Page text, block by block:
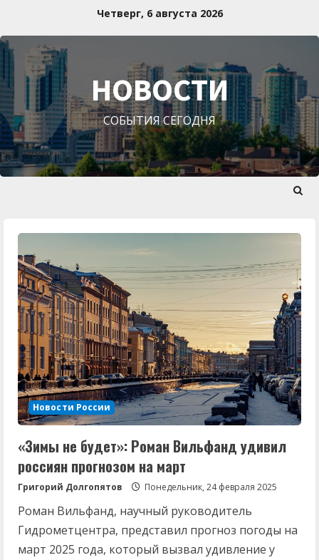
содержимому
Четверг, 6 августа 2026
НОВОСТИ
СОБЫТИЯ СЕГОДНЯ
Новости России
«Зимы не будет»: Роман Вильфанд удивил
россиян прогнозом на март
Григорий Долгопятов Понедельник, 24 февраля 2025
Роман Вильфанд, научный руководитель
Гидрометцентра, представил прогноз погоды на
март 2025 года, который вызвал удивление у